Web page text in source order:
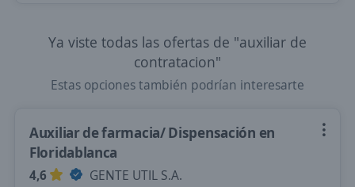
Ya viste todas las ofertas de "auxiliar de
contratacion"
Estas opciones también podrían interesarte
Auxiliar de farmacia/ Dispensación en
Floridablanca
4,6
GENTE UTIL S.A.